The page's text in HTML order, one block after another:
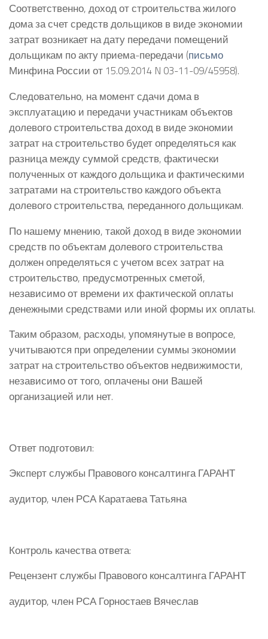
Соответственно, доход от строительства жилого
дома за счет средств дольщиков в виде экономии
затрат возникает на дату передачи помещений
дольщикам по акту приема-передачи (письмо
Минфина России от 15.09.2014 N 03-11-09/45958).
Следовательно, на момент сдачи дома в
эксплуатацию и передачи участникам объектов
долевого строительства доход в виде экономии
затрат на строительство будет определяться как
разница между суммой средств, фактически
полученных от каждого дольщика и фактическими
затратами на строительство каждого объекта
долевого строительства, переданного дольщикам.
По нашему мнению, такой доход в виде экономии
средств по объектам долевого строительства
должен определяться с учетом всех затрат на
строительство, предусмотренных сметой,
независимо от времени их фактической оплаты
денежными средствами или иной формы их оплаты.
Таким образом, расходы, упомянутые в вопросе,
учитываются при определении суммы экономии
затрат на строительство объектов недвижимости,
независимо от того, оплачены они Вашей
организацией или нет.
Ответ подготовил:
Эксперт службы Правового консалтинга ГАРАНТ
аудитор, член РСА Каратаева Татьяна
Контроль качества ответа:
Рецензент службы Правового консалтинга ГАРАНТ
аудитор, член РСА Горностаев Вячеслав